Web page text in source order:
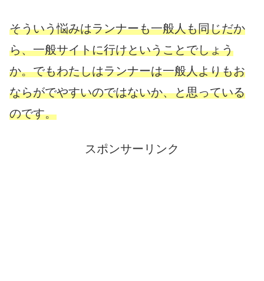
そういう悩みはランナーも一般人も同じだか
ら、一般サイトに行けということでしょう
か。でもわたしはランナーは一般人よりもお
ならがでやすいのではないか、と思っている
のです。
スポンサーリンク